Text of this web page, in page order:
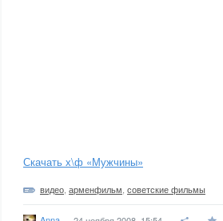
Скачать х\ф «Мужчины»
видео арменфильм советские фильмы